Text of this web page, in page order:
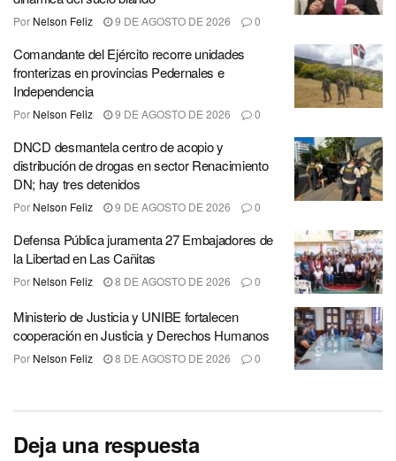
Por Nelson Feliz 9 DE AGOSTO DE 2026 0
Comandante del Ejército recorre unidades
fronterizas en provincias Pedernales e
Independencia
Por Nelson Feliz 9 DE AGOSTO DE 2026 0
DNCD desmantela centro de acopio y
distribución de drogas en sector Renacimiento
DN; hay tres detenidos
Por Nelson Feliz 9 DE AGOSTO DE 2026 0
Defensa Pública juramenta 27 Embajadores de
la Libertad en Las Cañitas
Por Nelson Feliz 8 DE AGOSTO DE 2026 0
Ministerio de Justicia y UNIBE fortalecen
cooperación en Justicia y Derechos Humanos
Por Nelson Feliz 8 DE AGOSTO DE 2026 0
Deja una respuesta